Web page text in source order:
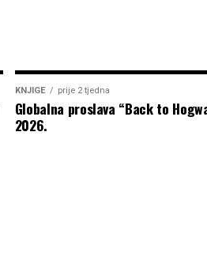
KNJIGE prije 2 tjedna
Globalna proslava “Back to
2026.